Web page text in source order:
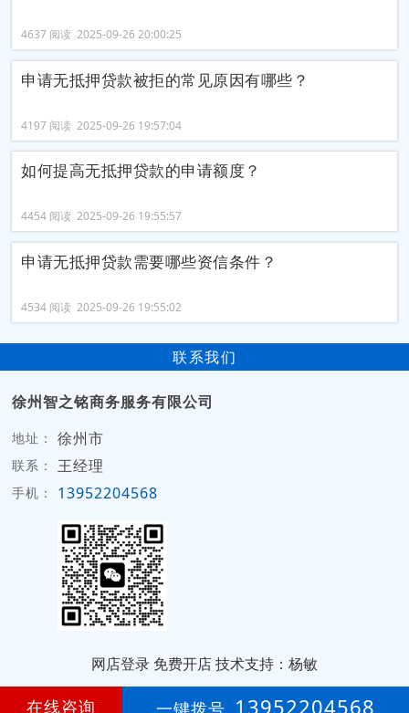
4637 阅读 2025-09-26 20:00:25
申请无抵押贷款被拒的常见原因有哪些？
4197 阅读 2025-09-26 19:57:04
如何提高无抵押贷款的申请额度？
4454 阅读 2025-09-26 19:55:57
申请无抵押贷款需要哪些资信条件？
4534 阅读 2025-09-26 19:55:02
联系我们
徐州智之铭商务服务有限公司
地址： 徐州市
联系： 王经理
手机： 13952204568
网店登录 免费开店技术支持：杨敏
第1年
在线咨询 一键拨号 13952204568